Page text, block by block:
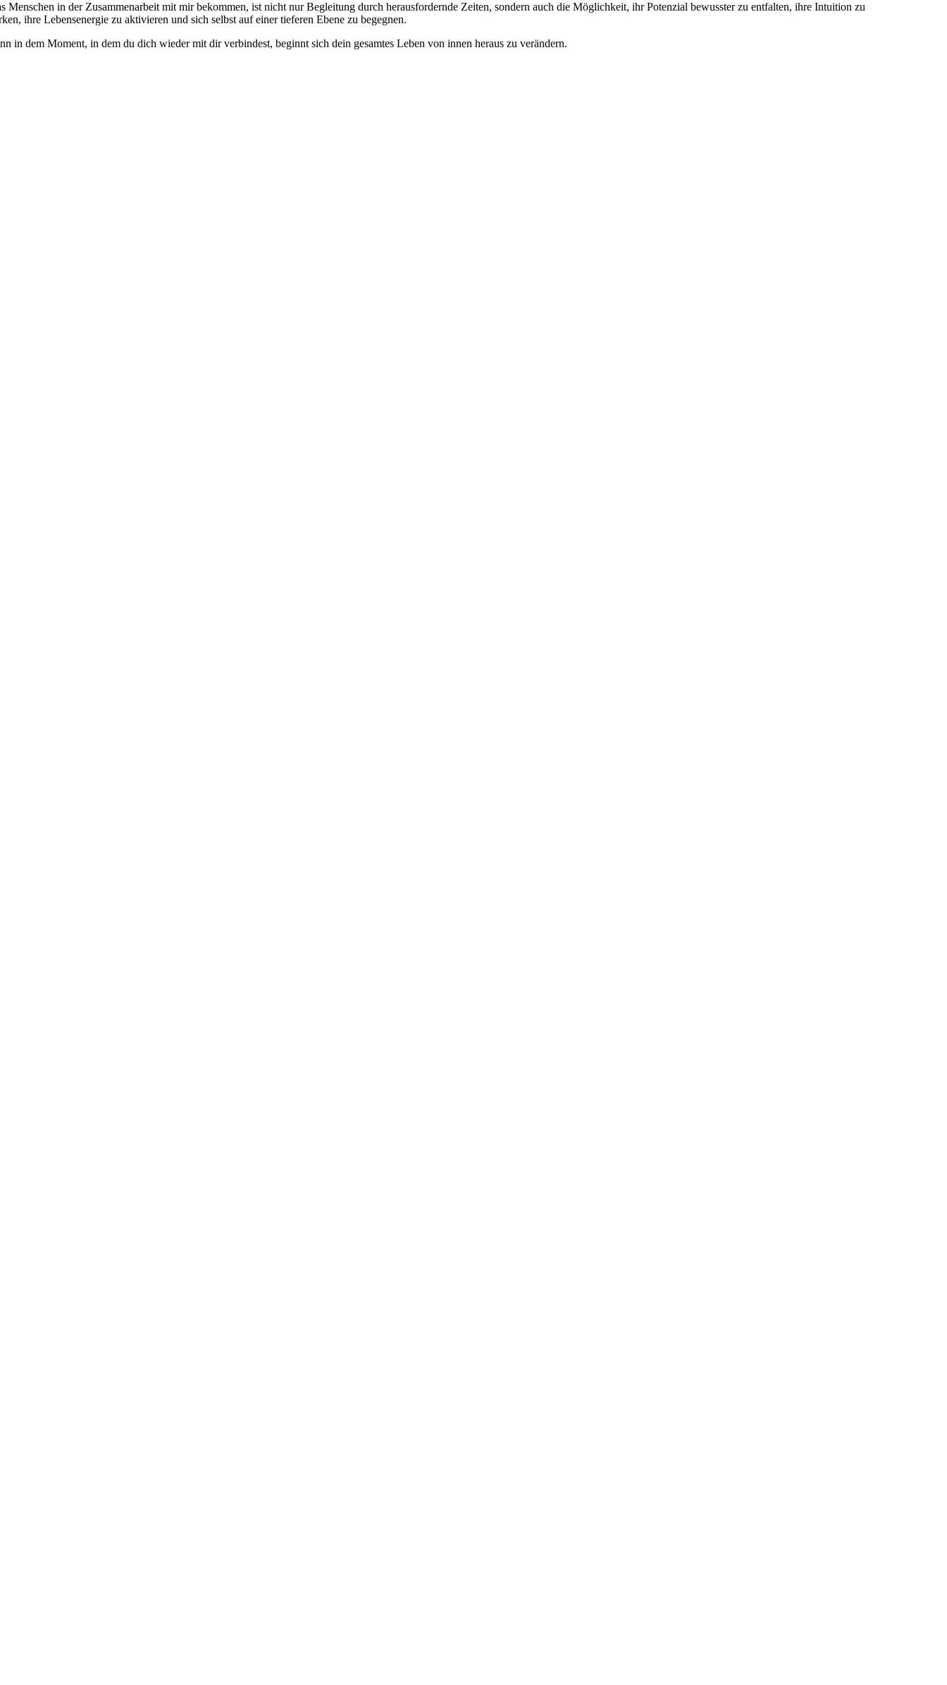
Menschen in der Zusammenarbeit mit mir bekommen, ist nicht nur Begleitung durch herausfordernde Zeiten, sondern auch die Möglichkeit, ihr Potenzial bewusster zu entfalten, ihre Intuition zu
ihre Lebensenergie zu aktivieren und sich selbst auf einer tieferen Ebene zu begegnen.
in dem Moment, in dem du dich wieder mit dir verbindest, beginnt sich dein gesamtes Leben von innen heraus zu verändern.